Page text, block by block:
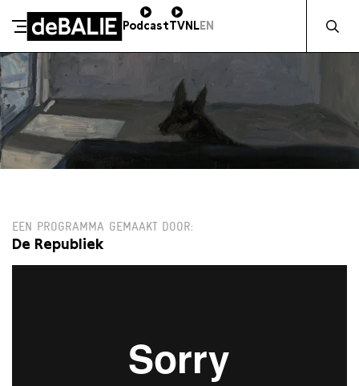
Meteen naar de content
De Balie
PodcastTVNLEN
EEN PROGRAMMA GEMAAKT DOOR
De Republiek